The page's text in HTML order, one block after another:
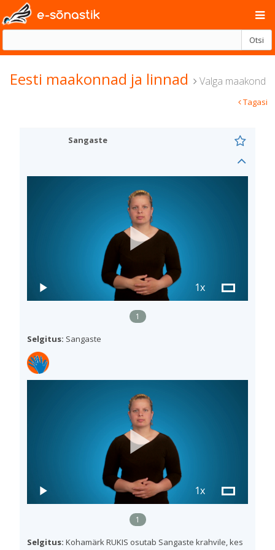
e-sõnastik
Otsi
Eesti maakonnad ja linnad Valga maakond
Tagasi
Sangaste
1x
1
Selgitus: Sangaste
1x
1
Selgitus: Kohamärk RUKIS osutab Sangaste krahvile, kes